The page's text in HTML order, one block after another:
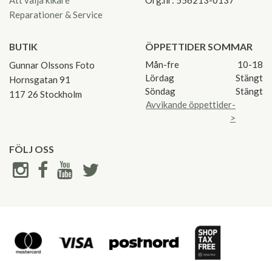
Reparationer & Service
BUTIK
Gunnar Olssons Foto
Hornsgatan 91
117 26 Stockholm
ÖPPETTIDER SOMMAR
Mån-fre
10-18
Lördag
Stängt
Söndag
Stängt
Avvikande öppettider-
>
FÖLJ OSS